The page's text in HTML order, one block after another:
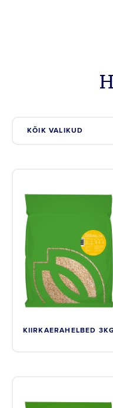
Vilja
Meist
Põllumehe
Facebook
Instagram
KÕIK VALIKUD
KIIRKAERAHELBED 3KG